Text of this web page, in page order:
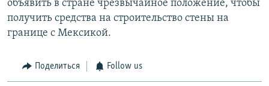
объявить в стране чрезвычайное положение, чтобы
получить средства на строительство стены на
границе с Мексикой.
Поделиться Follow us